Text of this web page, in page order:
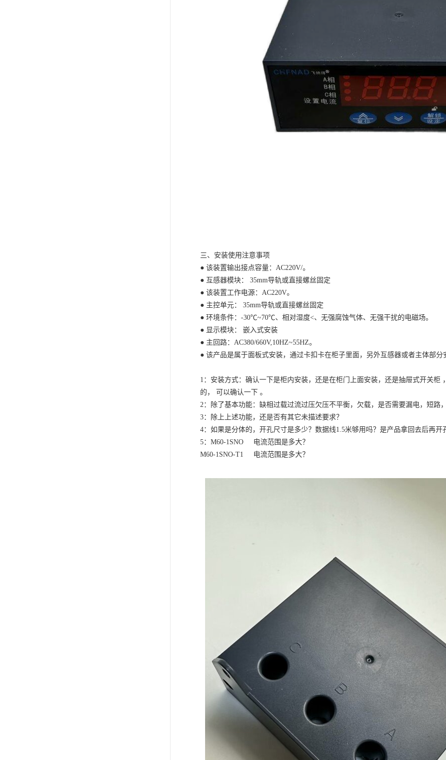
三、安装使用注意事项
● 该装置输出接点容量： AC220V/。
● 互感器模块： 35mm导轨或直接螺丝固定
● 该装置工作电源： AC220V。
● 主控单元： 35mm导轨或直接螺丝固定
● 环境条件： -30℃~70℃、相对湿度<、无强腐蚀气体、无强干扰的电磁场。
● 显示模块： 嵌入式安装
● 主回路： AC380/660V,10HZ~55HZ。
● 该产品是属于面板式安装，通过卡扣卡在柜子里面，另外互感器或者主体部分
1 ：安装方式：确认一下是柜内安装，还是在柜门上面安装，还是抽屉式开关柜
的， 可以确认一下 。
2：除了基本功能：缺相过载过流过压欠压不平衡，欠载，是否需要漏电，短路，
3：除上上述功能，还是否有其它未描述要求？
4：如果是分体的，开孔尺寸是多少？数据线1.5米够用吗？是产品拿回去后再开
5： M60-1SNO 电流范围是多大？
M60-1SNO-T1 电流范围是多大？